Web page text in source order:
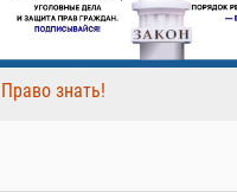
Право знать!